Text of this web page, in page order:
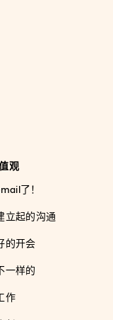
观
了！
立起的沟通
的开会
一样的
作